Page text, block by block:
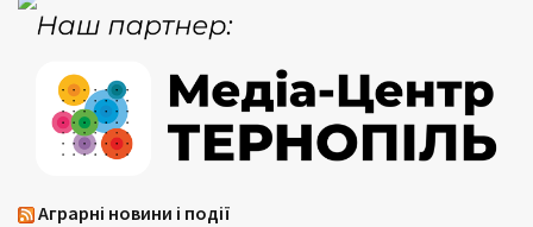
Аграрні новини і події